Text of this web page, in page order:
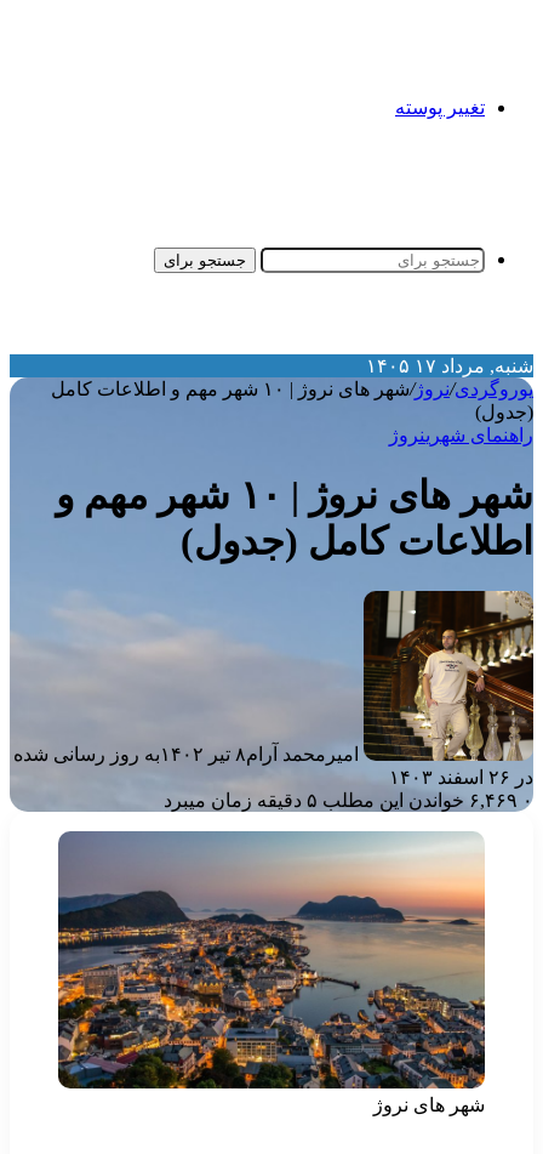
تغییر پوسته
جستجو برای
مرداد ۱۷ ۱۴۰۵
/نروژ/
شهر های نروژ | ۱۰ شهر مهم و اطلاعات کامل
شهرینروژ
شهر های نروژ | ۱۰ شهر مهم و
کامل (جدول)
امیرمحمد آرام ۸ تیر ۱۴۰۲
به روز رسانی شده
۱۴۰۳
۶,۴۶۹ خواندن این مطلب ۵ دقیقه زمان میبرد
شهر های نروژ